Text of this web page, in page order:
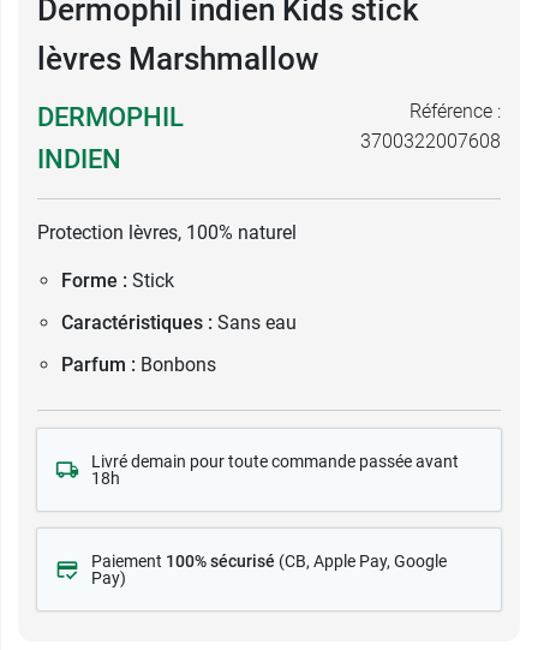
Dermophil indien Kids stick
lèvres Marshmallow
DERMOPHIL
INDIEN
Référence :
3700322007608
Protection lèvres, 100% naturel
Forme : Stick
Caractéristiques : Sans eau
Parfum : Bonbons
Livré demain pour toute commande passée avant
18h
Paiement 100% sécurisé (CB, Apple Pay, Google
Pay)